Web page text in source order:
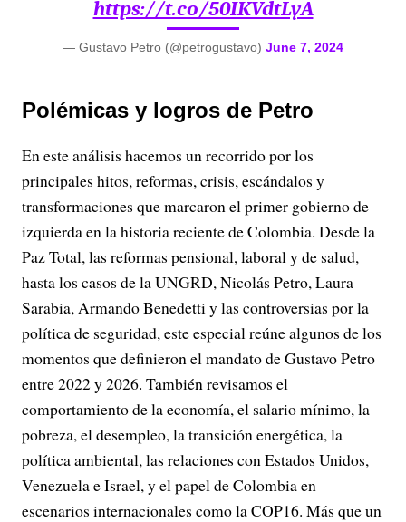
https://t.co/50IKVdtLyA
— Gustavo Petro (@petrogustavo) June 7, 2024
Polémicas y logros de Petro
En este análisis hacemos un recorrido por los
principales hitos, reformas, crisis, escándalos y
transformaciones que marcaron el primer gobierno de
izquierda en la historia reciente de Colombia. Desde la
Paz Total, las reformas pensional, laboral y de salud,
hasta los casos de la UNGRD, Nicolás Petro, Laura
Sarabia, Armando Benedetti y las controversias por la
política de seguridad, este especial reúne algunos de los
momentos que definieron el mandato de Gustavo Petro
entre 2022 y 2026. También revisamos el
comportamiento de la economía, el salario mínimo, la
pobreza, el desempleo, la transición energética, la
política ambiental, las relaciones con Estados Unidos,
Venezuela e Israel, y el papel de Colombia en
escenarios internacionales como la COP16. Más que un